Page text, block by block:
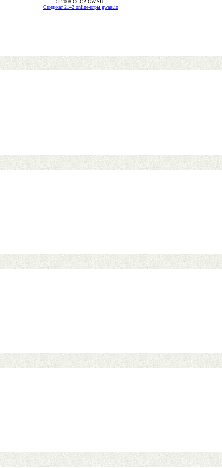
© 2008 CCCP-GW.SU -
Синдикат 2142 online-игры gwars.io